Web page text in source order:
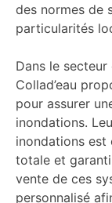
des normes de
particularités
Dans le secteur
Collad’eau
pour assurer
inondations.
inondations
totale et
vente de ces
personnalisé